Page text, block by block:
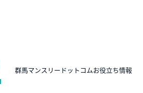
群馬マンスリードットコムお役立ち情報